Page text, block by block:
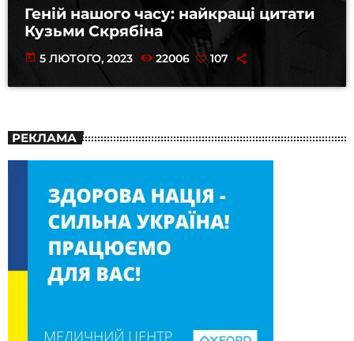
Геній нашого часу: найкращі цитати
Кузьми Скрябіна
today 5 ЛЮТОГО, 2023 22006 107
РЕКЛАМА